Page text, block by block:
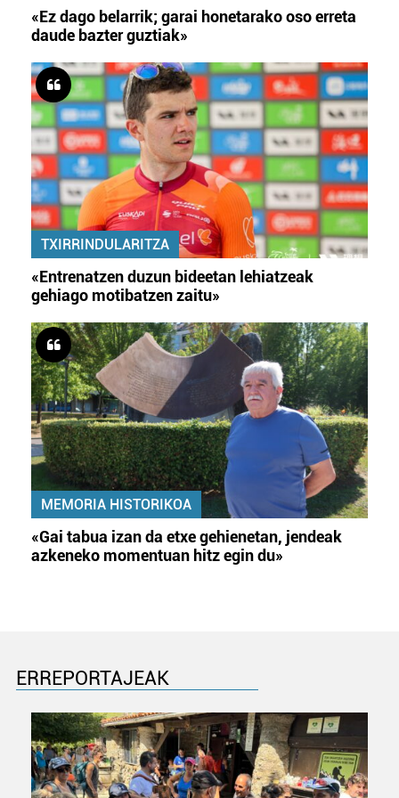
«Ez dago belarrik; garai honetarako oso erreta
daude bazter guztiak»
TXIRRINDULARITZA
«Entrenatzen duzun bideetan lehiatzeak
gehiago motibatzen zaitu»
MEMORIA HISTORIKOA
«Gai tabua izan da etxe gehienetan, jendeak
azkeneko momentuan hitz egin du»
ERREPORTAJEAK